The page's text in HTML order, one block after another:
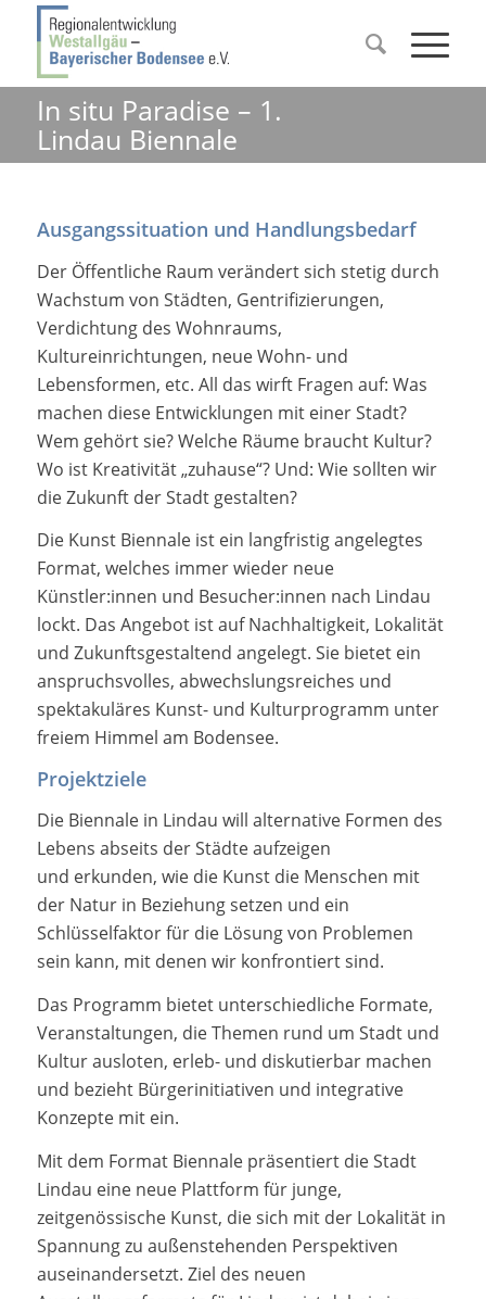
In situ Paradise – 1.
Lindau Biennale
Ausgangssituation und Handlungsbedarf
Der Öffentliche Raum verändert sich stetig durch
Wachstum von Städten, Gentrifizierungen,
Verdichtung des Wohnraums,
Kultureinrichtungen, neue Wohn- und
Lebensformen, etc. All das wirft Fragen auf: Was
machen diese Entwicklungen mit einer Stadt?
Wem gehört sie? Welche Räume braucht Kultur?
Wo ist Kreativität „zuhause“? Und: Wie sollten wir
die Zukunft der Stadt gestalten?
Die Kunst Biennale ist ein langfristig angelegtes
Format, welches immer wieder neue
Künstler:innen und Besucher:innen nach Lindau
lockt. Das Angebot ist auf Nachhaltigkeit, Lokalität
und Zukunftsgestaltend angelegt. Sie bietet ein
anspruchsvolles, abwechslungsreiches und
spektakuläres Kunst- und Kulturprogramm unter
freiem Himmel am Bodensee.
Projektziele
Die Biennale in Lindau will alternative Formen des
Lebens abseits der Städte aufzeigen
und erkunden, wie die Kunst die Menschen mit
der Natur in Beziehung setzen und ein
Schlüsselfaktor für die Lösung von Problemen
sein kann, mit denen wir konfrontiert sind.
Das Programm bietet unterschiedliche Formate,
Veranstaltungen, die Themen rund um Stadt und
Kultur ausloten, erleb- und diskutierbar machen
und bezieht Bürgerinitiativen und integrative
Konzepte mit ein.
Mit dem Format Biennale präsentiert die Stadt
Lindau eine neue Plattform für junge,
zeitgenössische Kunst, die sich mit der Lokalität in
Spannung zu außenstehenden Perspektiven
auseinandersetzt. Ziel des neuen